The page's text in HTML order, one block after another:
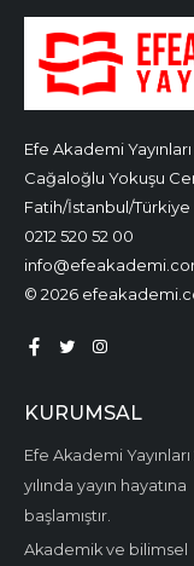
Efe Akademi Yayınları
Cağaloğlu Yokuşu
Fatih/İstanbul/Türkiye
0212 520 52 00
© 2026
KURUMSAL
Efe Akademi Yayınları
yılında yayın hayatına
başlamıştır.
Akademik ve bilimsel